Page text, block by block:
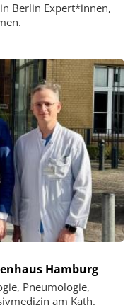
Berlin Expert*innen,
Hamburg
Pneumologie,
am Kath.